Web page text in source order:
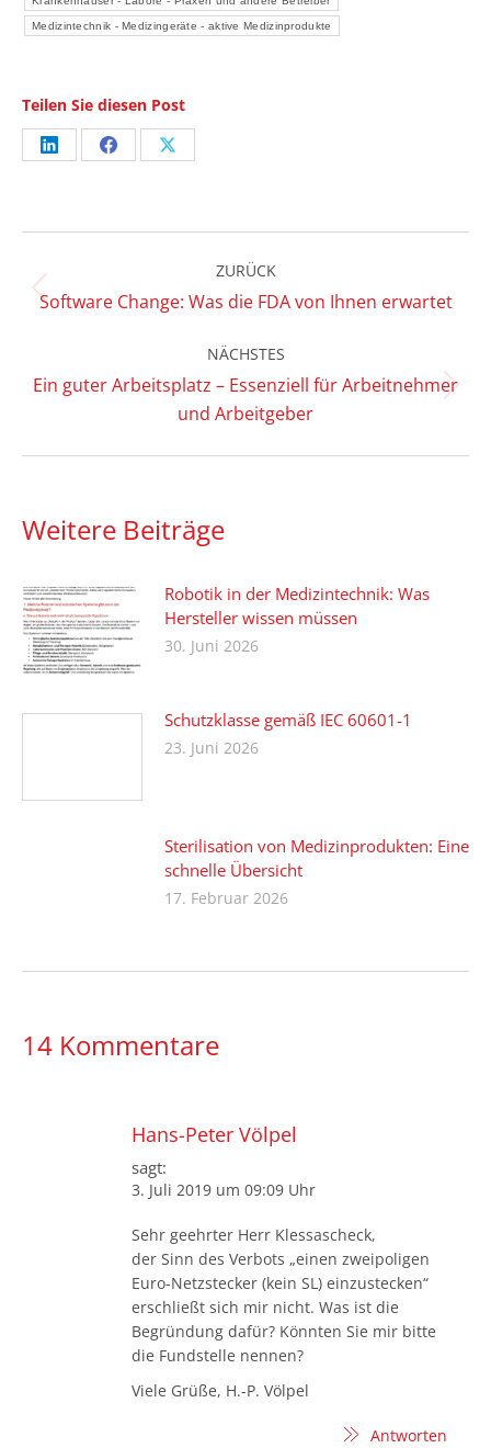
Medizintechnik - Medizingeräte - aktive Medizinprodukte
Teilen Sie diesen Post
Share Share Share
Kommentarnavigation
ZURÜCK
Vorheriger
Software Change: Was die FDA von Ihnen erwartet
NÄCHSTES
Nächster
Beitrag:
Ein guter Arbeitsplatz – Essenziell für Arbeitnehmer
und Arbeitgeber
Weitere Beiträge
Robotik in der Medizintechnik: Was
Hersteller wissen müssen
30. Juni 2026
Schutzklasse gemäß IEC 60601-1
23. Juni 2026
Sterilisation von Medizinprodukten: Eine
schnelle Übersicht
17. Februar 2026
14 Kommentare
Hans-Peter Völpel
sagt:
3. Juli 2019 um 09:09 Uhr
Sehr geehrter Herr Klessascheck,
der Sinn des Verbots „einen zweipoligen
Euro-Netzstecker (kein SL) einzustecken“
erschließt sich mir nicht. Was ist die
Begründung dafür? Könnten Sie mir bitte
die Fundstelle nennen?
Viele Grüße, H.-P. Völpel
Antworten